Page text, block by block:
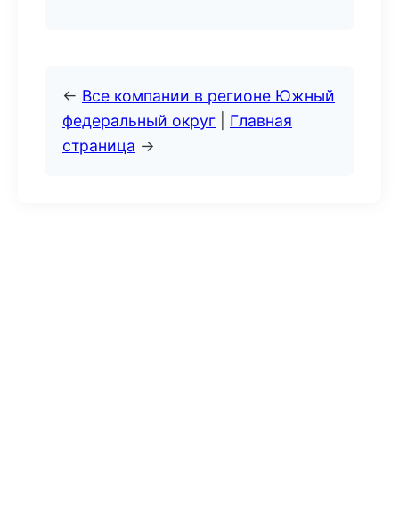
← Все компании в регионе Южный
федеральный округ
Главная
страница →